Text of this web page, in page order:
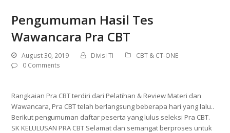
Pengumuman Hasil Tes
Wawancara Pra CBT
August 30, 2019 Divisi TI
CBT & CT-ONE
0 Comments
Rangkaian Pra CBT terdiri dari Pelatihan & Review Materi dan
Wawancara, Pra CBT telah berlangsung beberapa hari yang lalu..
Berikut pengumuman daftar peserta yang lulus seleksi Pra CBT.
SK KELULUSAN PRA CBT Selamat dan semangat berproses untuk